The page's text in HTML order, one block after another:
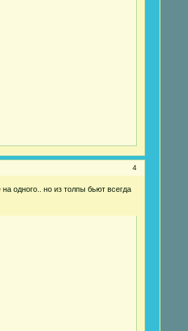
4
одного.. но из толпы бьют всегда